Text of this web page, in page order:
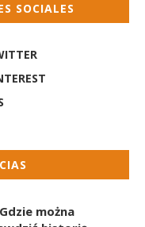
SOCIALES
można